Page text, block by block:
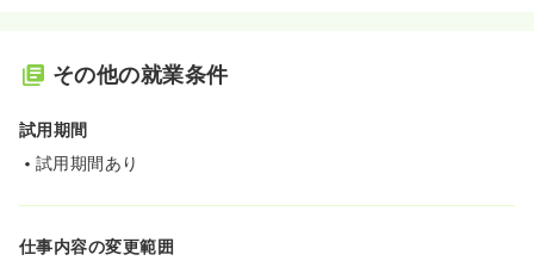
その他の就業条件
試用期間
試用期間あり
仕事内容の変更範囲